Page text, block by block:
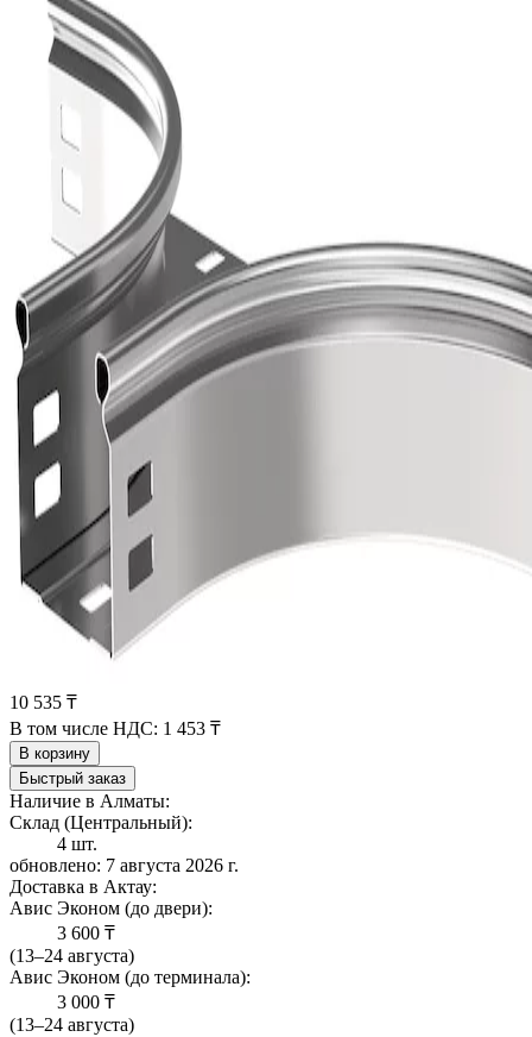
10 535 ₸
В том числе НДС: 1 453 ₸
В корзину
Быстрый заказ
Наличие в Алматы:
Склад (Центральный):
4 шт.
обновлено: 7 августа 2026 г.
Доставка в Актау:
Авис Эконом (до двери):
3 600 ₸
(13–24 августа)
Авис Эконом (до терминала):
3 000 ₸
(13–24 августа)